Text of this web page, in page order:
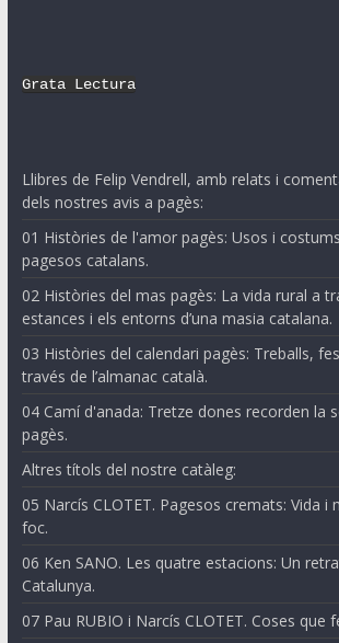
Grata Lectura
Llibres de Felip Vendrell, amb relats i
dels nostres avis a pagès:
01 Històries de l'amor pagès: Usos i
pagesos catalans.
02 Històries del mas pagès: La vida rural a
estances i els entorns d’una masia catalana.
03 Històries del calendari pagès: Treballs,
través de l’almanac català.
04 Camí d'anada: Tretze dones recorden la
pagès.
Altres títols del nostre catàleg:
05 Narcís CLOTET. Pagesos cremats: Vida i
foc.
06 Ken SANO. Les quatre estacions: Un
Catalunya.
07 Pau RUBIO i Narcís CLOTET. Coses que